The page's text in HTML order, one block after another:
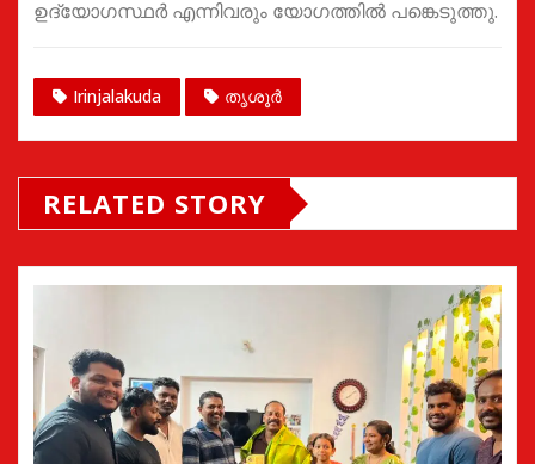
ഉദ്യോഗസ്ഥർ എന്നിവരും യോഗത്തിൽ പങ്കെടുത്തു.
Irinjalakuda തൃശൂർ
RELATED STORY